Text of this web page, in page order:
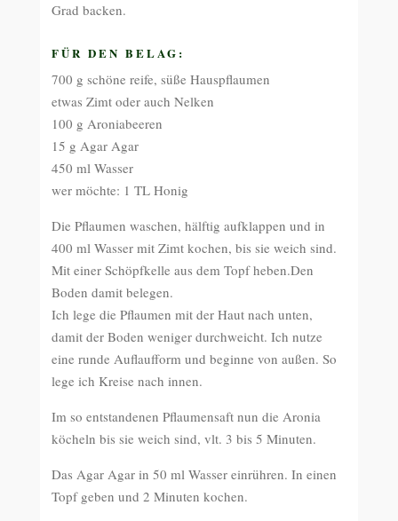
Grad backen.
FÜR DEN BELAG:
700 g schöne reife, süße Hauspflaumen
etwas Zimt oder auch Nelken
100 g Aroniabeeren
15 g Agar Agar
450 ml Wasser
wer möchte: 1 TL Honig
Die Pflaumen waschen, hälftig aufklappen und in
400 ml Wasser mit Zimt kochen, bis sie weich sind.
Mit einer Schöpfkelle aus dem Topf heben.Den
Boden damit belegen.
Ich lege die Pflaumen mit der Haut nach unten,
damit der Boden weniger durchweicht. Ich nutze
eine runde Auflaufform und beginne von außen. So
lege ich Kreise nach innen.
Im so entstandenen Pflaumensaft nun die Aronia
köcheln bis sie weich sind, vlt. 3 bis 5 Minuten.
Das Agar Agar in 50 ml Wasser einrühren. In einen
Topf geben und 2 Minuten kochen.